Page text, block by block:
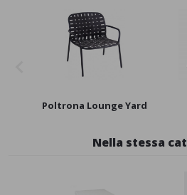
Poltrona Lounge Yard
Nella stessa